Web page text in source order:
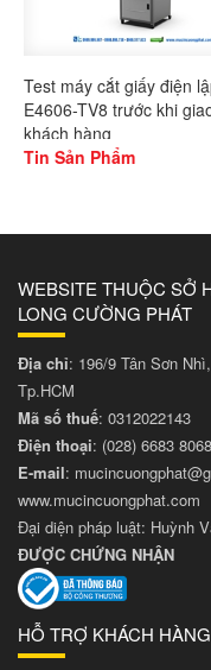
Test máy cắt giấy điện
E4606-TV8 trước khi
khách hàng
Tin Sản Phẩm
WEBSITE THUỘC SỞ
LONG CƯỜNG PHÁT
Địa chỉ: 196/9 Tân Sơn
Tp.HCM
Mã số thuế: 0312022143
Điện thoại: (028) 6683 8068
E-mail:
www.mucincuongphat.com
Đại diện pháp luật: Huỳnh
ĐƯỢC CHỨNG NHẬN
HỖ TRỢ KHÁCH HÀNG